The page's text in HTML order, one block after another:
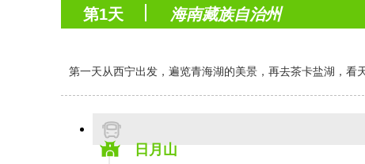
第1天 海南藏族自治州
第一天从西宁出发，遍览青海湖的美景，再去茶卡盐湖，看
日月山